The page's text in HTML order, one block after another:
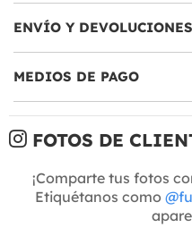
ENVÍO Y DEVOLUCIONES
MEDIOS DE PAGO
FOTOS DE
¡Comparte tus fotos
Etiquétanos como